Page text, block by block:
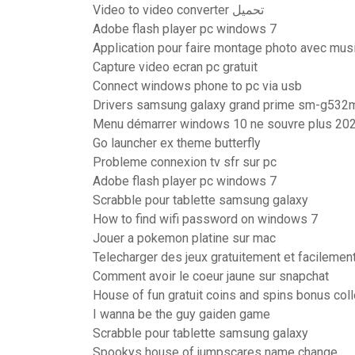
Video to video converter تحميل
Adobe flash player pc windows 7
Application pour faire montage photo avec
Capture video ecran pc gratuit
Connect windows phone to pc via usb
Drivers samsung galaxy grand prime sm-
Menu démarrer windows 10 ne souvre plus
Go launcher ex theme butterfly
Probleme connexion tv sfr sur pc
Adobe flash player pc windows 7
Scrabble pour tablette samsung galaxy
How to find wifi password on windows 7
Jouer a pokemon platine sur mac
Telecharger des jeux gratuitement et
Comment avoir le coeur jaune sur snapchat
House of fun gratuit coins and spins bonus
I wanna be the guy gaiden game
Scrabble pour tablette samsung galaxy